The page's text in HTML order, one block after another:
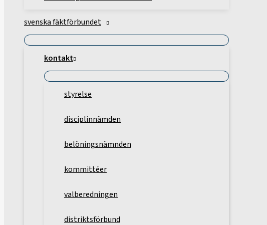
svenska fäktförbundet
kontakt
styrelse
disciplinnämden
belöningsnämnden
kommittéer
valberedningen
distriktsförbund